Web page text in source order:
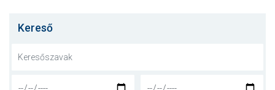
JEGYÉRTÉKESÍTÉS
NYITÓLAP
Kereső